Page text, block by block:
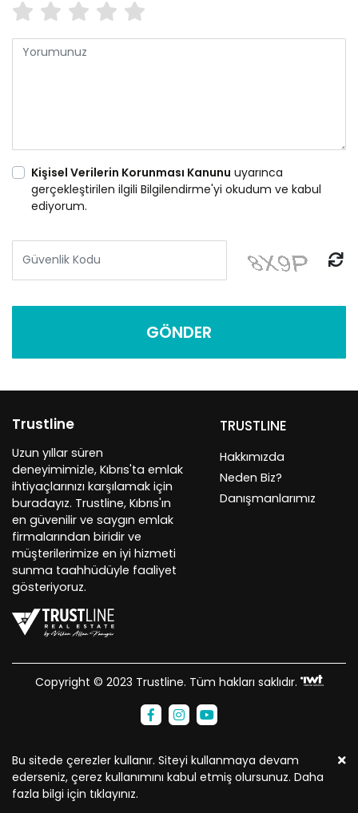
Kişisel Verilerin Korunması Kanunu uyarınca
gerçekleştirilen ilgili Bilgilendirme'yi okudum ve kabul
ediyorum.
GÖNDER
Trustline
Uzun yıllar süren
deneyimimizle, Kıbrıs'ta emlak
ihtiyaçlarınızı karşılamak için
buradayız. Trustline, Kıbrıs'ın
en güvenilir ve saygın emlak
firmalarından biridir ve
müşterilerimize en iyi hizmeti
sunma taahhüdüyle faaliyet
gösteriyoruz.
TRUSTLINE
Hakkımızda
Neden Biz?
Danışmanlarımız
Copyright © 2023 Trustline. Tüm hakları saklıdır.
Bu sitede çerezler kullanır. Siteyi kullanmaya devam
ederseniz, çerez kullanımını kabul etmiş olursunuz. Daha
fazla bilgi için tıklayınız.